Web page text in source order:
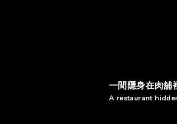
一間隱身在肉舖
A restaurant